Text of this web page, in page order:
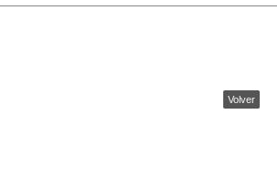
Volver